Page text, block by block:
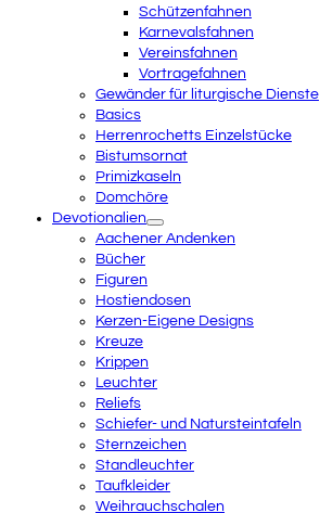
Schützenfahnen
Karnevalsfahnen
Vereinsfahnen
Vortragefahnen
Gewänder für liturgische Dienste
Basics
Herrenrochetts Einzelstücke
Bistumsornat
Primizkaseln
Domchöre
Devotionalien
Aachener Andenken
Bücher
Figuren
Hostiendosen
Kerzen-Eigene Designs
Kreuze
Krippen
Leuchter
Reliefs
Schiefer- und Natursteintafeln
Sternzeichen
Standleuchter
Taufkleider
Weihrauchschalen